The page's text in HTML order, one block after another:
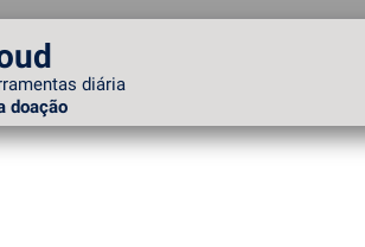
diária
doação
doação